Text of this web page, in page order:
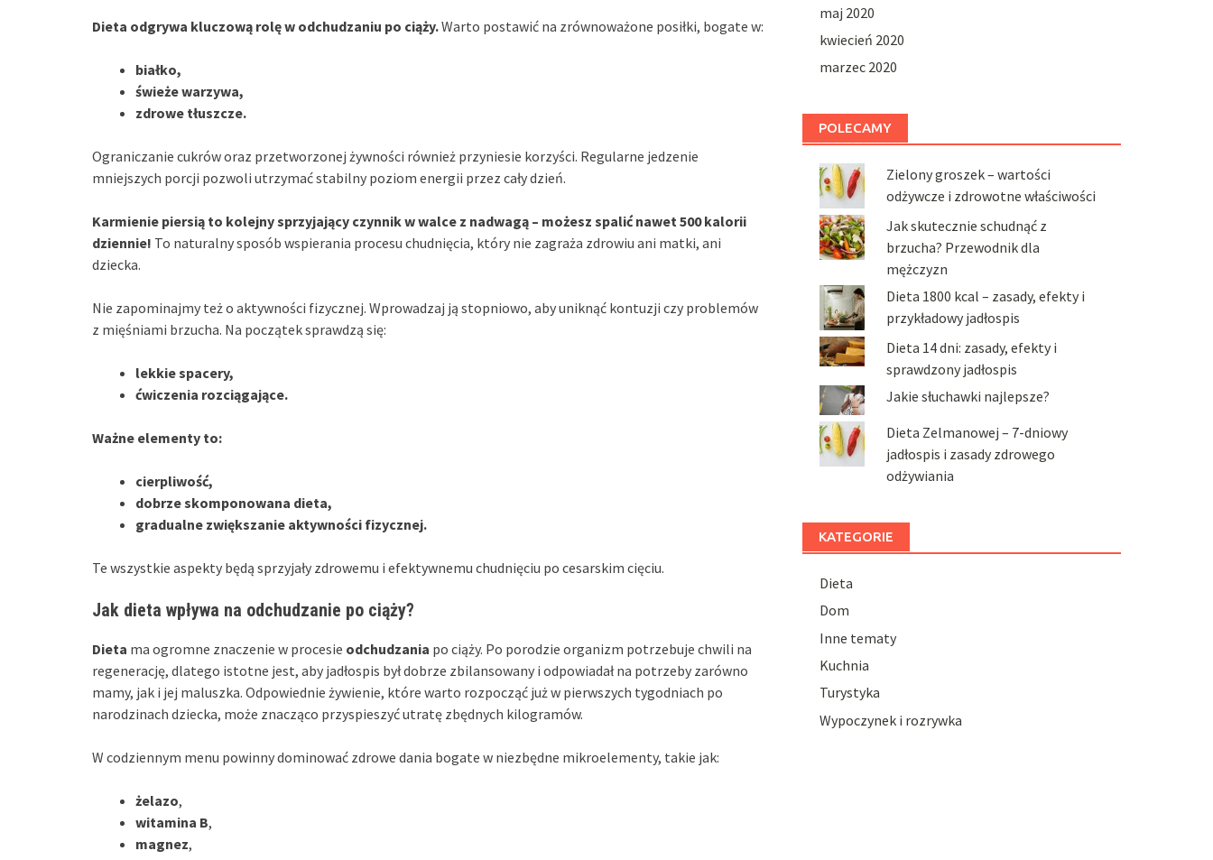
Dieta odgrywa kluczową rolę w odchudzaniu po ciąży.Warto postawić na zrównoważone posiłki, bogate w:
białko,
świeże warzywa,
zdrowe tłuszcze.
Ograniczanie cukrów oraz przetworzonej żywności również przyniesie korzyści. Regularne jedzenie
mniejszych porcji pozwoli utrzymać stabilny poziom energii przez cały dzień.
Karmienie piersią to kolejny sprzyjający czynnik w walce z nadwagą – możesz spalić nawet 500 kalorii
dziennie! To naturalny sposób wspierania procesu chudnięcia, który nie zagraża zdrowiu ani matki, ani
dziecka.
Nie zapominajmy też o aktywności fizycznej. Wprowadzaj ją stopniowo, aby uniknąć kontuzji czy problemów
z mięśniami brzucha. Na początek sprawdzą się:
lekkie spacery,
ćwiczenia rozciągające.
Ważne elementy to:
cierpliwość,
dobrze skomponowana dieta,
gradualne zwiększanie aktywności fizycznej.
Te wszystkie aspekty będą sprzyjały zdrowemu i efektywnemu chudnięciu po cesarskim cięciu.
Jak dieta wpływa na odchudzanie po ciąży?
Dieta ma ogromne znaczenie w procesie odchudzania po ciąży. Po porodzie organizm potrzebuje chwili na
regenerację, dlatego istotne jest, aby jadłospis był dobrze zbilansowany i odpowiadał na potrzeby zarówno
mamy, jak i jej maluszka. Odpowiednie żywienie, które warto rozpocząć już w pierwszych tygodniach po
narodzinach dziecka, może znacząco przyspieszyć utratę zbędnych kilogramów.
W codziennym menu powinny dominować zdrowe dania bogate w niezbędne mikroelementy, takie jak:
żelazo,
witamina B,
magnez,
maj 2020
kwiecień 2020
marzec 2020
POLECAMY
Zielony groszek – wartości
odżywcze i zdrowotne właściwości
Jak skutecznie schudnąć z
brzucha? Przewodnik dla
mężczyzn
Dieta 1800 kcal – zasady, efekty i
przykładowy jadłospis
Dieta 14 dni: zasady, efekty i
sprawdzony jadłospis
Jakie słuchawki najlepsze?
Dieta Zelmanowej – 7-dniowy
jadłospis i zasady zdrowego
odżywiania
KATEGORIE
Dieta
Dom
Inne tematy
Kuchnia
Turystyka
Wypoczynek i rozrywka